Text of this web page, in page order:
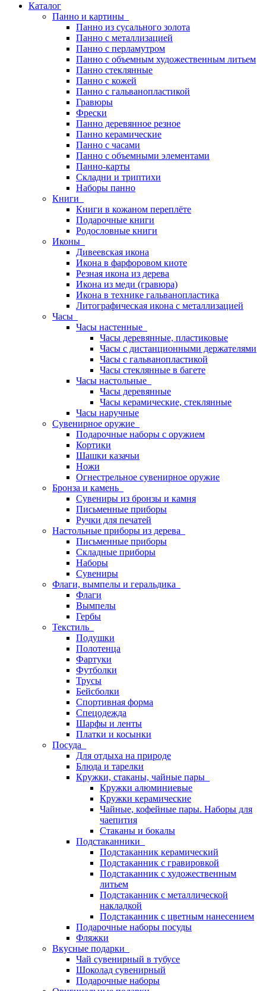
Каталог
Панно и картины
Панно из сусального золота
Панно с металлизацией
Панно с перламутром
Панно с объемным художественным литьем
Панно стеклянные
Панно с кожей
Панно с гальванопластикой
Гравюры
Фрески
Панно деревянное резное
Панно керамические
Панно с часами
Панно с объемными элементами
Панно-карты
Складни и триптихи
Наборы панно
Книги
Книги в кожаном переплёте
Подарочные книги
Родословные книги
Иконы
Дивеевская икона
Икона в фарфоровом киоте
Резная икона из дерева
Икона из меди (гравюра)
Икона в технике гальванопластика
Литографическая икона с металлизацией
Часы
Часы настенные
Часы деревянные, пластиковые
Часы с дистанционными держателями
Часы с гальванопластикой
Часы стеклянные в багете
Часы настольные
Часы деревянные
Часы керамические, стеклянные
Часы наручные
Сувенирное оружие
Подарочные наборы с оружием
Кортики
Шашки казачьи
Ножи
Огнестрельное сувенирное оружие
Бронза и камень
Сувениры из бронзы и камня
Письменные приборы
Ручки для печатей
Настольные приборы из дерева
Письменные приборы
Складные приборы
Наборы
Сувениры
Флаги, вымпелы и геральдика
Флаги
Вымпелы
Гербы
Текстиль
Подушки
Полотенца
Фартуки
Футболки
Трусы
Бейсболки
Спортивная форма
Спецодежда
Шарфы и ленты
Платки и косынки
Посуда
Для отдыха на природе
Блюда и тарелки
Кружки, стаканы, чайные пары
Кружки алюминиевые
Кружки керамические
Чайные, кофейные пары. Наборы для
чаепития
Стаканы и бокалы
Подстаканники
Подстаканник керамический
Подстаканник c гравировкой
Подстаканник с художественным
литьем
Подстаканник с металлической
накладкой
Подстаканник с цветным нанесением
Подарочные наборы посуды
Фляжки
Вкусные подарки
Чай сувенирный в тубусе
Шоколад сувенирный
Подарочные наборы